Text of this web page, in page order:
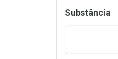
Com Queratina
Para Queda (2)
Para
Substância